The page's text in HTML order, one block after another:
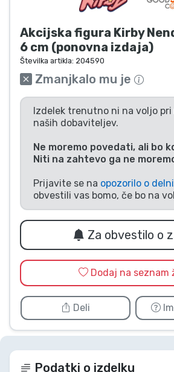
Akcijska figura Kirby
6 cm (ponovna izdaja)
Številka artikla: 204590
Zmanjkalo mu je
Izdelek trenutno ni na voljo pri
naših dobaviteljev.
Ne moremo povedati, ali bo
Niti na zahtevo ga ne
Prijavite se na opozorilo o
obvestili vas bomo, če bo na
Za obvestilo o
Dodaj na seznam
Deli
Podatki o izdelku
Gamer izdelki
Športne izdelki
Glasbene izdelki
Vrste izdelkov
Blagovne znamke